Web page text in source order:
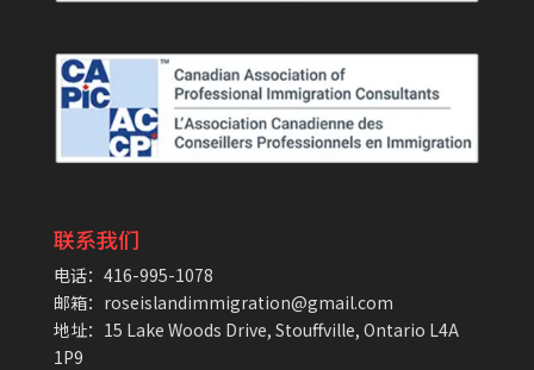
联系我们
电话：416-995-1078
邮箱：roseislandimmigration@gmail.com
地址：15 Lake Woods Drive, Stouffville, Ontario L4A
1P9